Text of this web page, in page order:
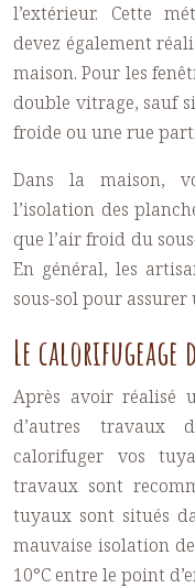
l’extérieur. Cette
devez également
maison. Pour les
double vitrage, sauf
froide ou une rue
Dans la maison,
l’isolation des
que l’air froid du
En général, les
sous-sol pour
Le calorifugeage
Après avoir réalisé
d’autres travaux
calorifuger vos
travaux sont
tuyaux sont situés
mauvaise isolation
10°C entre le point